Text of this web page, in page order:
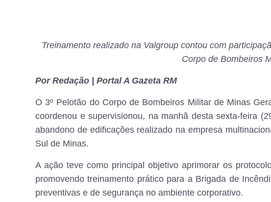
Treinamento realizado na Valgroup contou com
Corpo de Bombeiros
Por Redação | Portal A Gazeta RM
O 3º Pelotão do Corpo de Bombeiros Militar de Minas
coordenou e supervisionou, na manhã desta sexta-feira
abandono de edificações realizado na empresa
Sul de Minas.
A ação teve como principal objetivo aprimorar os
promovendo treinamento prático para a Brigada de
preventivas e de segurança no ambiente corporativo.